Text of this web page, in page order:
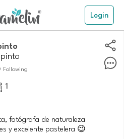
Login
Following
1
fotógrafa de naturaleza
y excelente pastelera 😉